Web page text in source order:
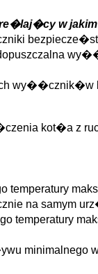
w
wy��cznik�w
kot�a z
na samym